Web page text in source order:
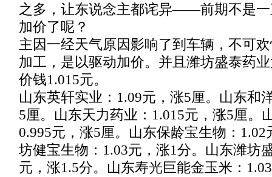
之多，让东说念主都诧异——前期不是一
加价了呢？
主因一经天气原因影响了到车辆，不可
加工，是以驱动加价。并且潍坊盛泰药
价钱1.015元。
山东英轩实业：1.09元，涨5厘。山东和
5厘。山东天力药业：1.015元，涨5厘。
0.995元，涨5厘。山东保龄宝生物：
坊健宝生物：1.03元，涨1分。山东潍坊
元，涨1.5分。山东寿光巨能金玉米：